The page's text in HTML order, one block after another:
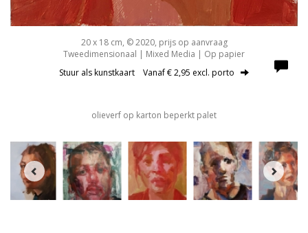
20 x 18 cm, © 2020, prijs op aanvraag
Tweedimensionaal | Mixed Media | Op papier
Stuur als kunstkaart Vanaf € 2,95 excl. porto
olieverf op karton beperkt palet